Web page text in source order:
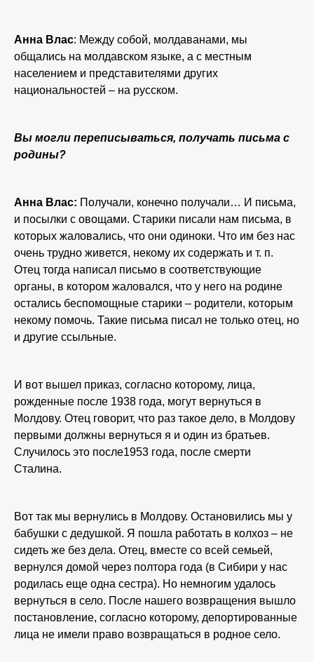
Анна Влас: Между собой, молдаванами, мы
общались на молдавском языке, а с местным
населением и представителями других
национальностей – на русском.
Вы могли переписываться, получать письма с
родины?
Анна Влас: Получали, конечно получали… И письма,
и посылки с овощами. Старики писали нам письма, в
которых жаловались, что они одиноки. Что им без нас
очень трудно живется, некому их содержать и т. п.
Отец тогда написал письмо в соответствующие
органы, в котором жаловался, что у него на родине
остались беспомощные старики – родители, которым
некому помочь. Такие письма писал не только отец, но
и другие ссыльные.
И вот вышел приказ, согласно которому, лица,
рожденные после 1938 года, могут вернуться в
Молдову. Отец говорит, что раз такое дело, в Молдову
первыми должны вернуться я и один из братьев.
Случилось это после1953 года, после смерти
Сталина.
Вот так мы вернулись в Молдову. Остановились мы у
бабушки с дедушкой. Я пошла работать в колхоз – не
сидеть же без дела. Отец, вместе со всей семьей,
вернулся домой через полтора года (в Сибири у нас
родилась еще одна сестра). Но немногим удалось
вернуться в село. После нашего возвращения вышло
постановление, согласно которому, депортированные
лица не имели право возвращаться в родное село.